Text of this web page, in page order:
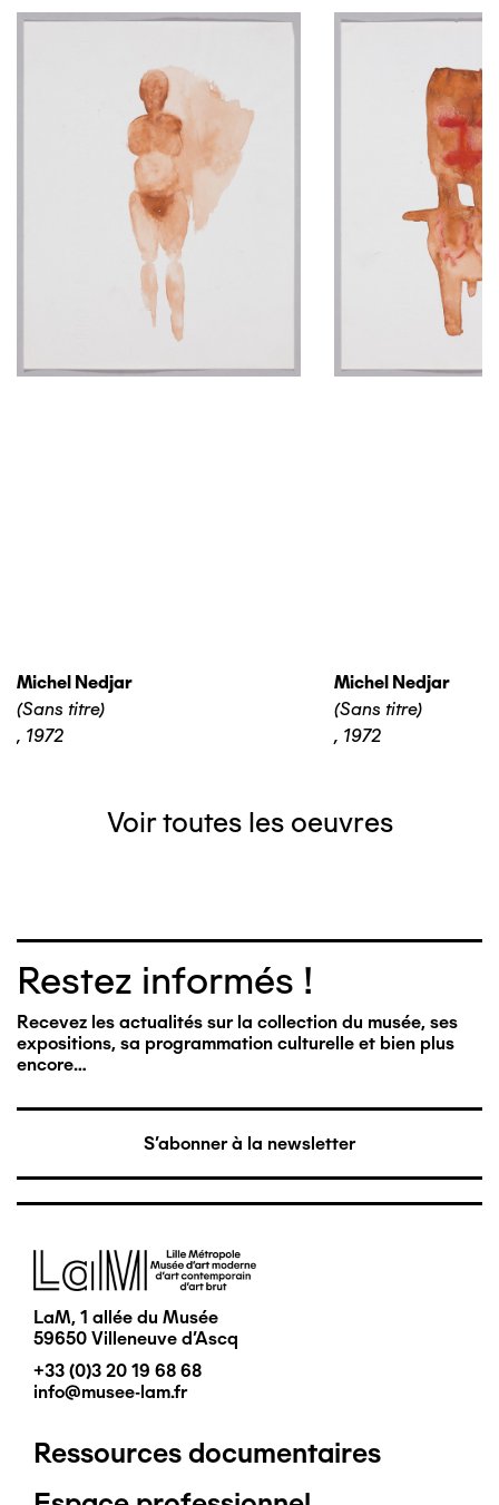
Michel Nedjar
(Sans titre)
, 1972
Michel Nedjar
(Sans titre)
, 1972
Voir toutes les oeuvres
Restez informés !
Recevez les actualités sur la collection du musée, ses
expositions, sa programmation culturelle et bien plus
encore…
S'abonner à la newsletter
Image
LaM, 1 allée du Musée
59650 Villeneuve d'Ascq
+33 (0)3 20 19 68 68
info@musee-lam.fr
Pied
Ressources documentaires